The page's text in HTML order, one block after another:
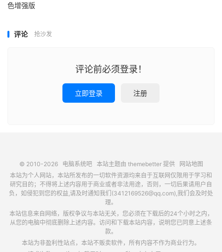
色增强版
评论 抢沙发
评论前必须登录！
立即登录 注册
© 2010-2026 电脑系统吧本站主题由 themebetter提供
网站地图
本站为个人网站，本站所发布的一切软件资源均来自于互联网仅限用于学习和
研究目的；不得将上述内容用于商业或者非法用途，否则，一切后果请用户自
负，如侵犯到您的权益,请及时通知我们(3412169526@qq.com),我们会及时处
理。
本站信息来自网络，版权争议与本站无关，您必须在下载后的24个小时之内，
从您的电脑中彻底删除上述内容。访问和下载本站内容，说明您已同意上述条
款。
本站为非盈利性站点，本站不贩卖软件，所有内容不作为商业行为。